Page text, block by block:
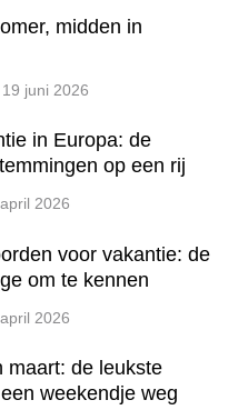
midden in
19 juni 2026
in Europa: de
op een rij
2026
voor vakantie: de
om te kennen
2026
maart: de leukste
weekendje weg